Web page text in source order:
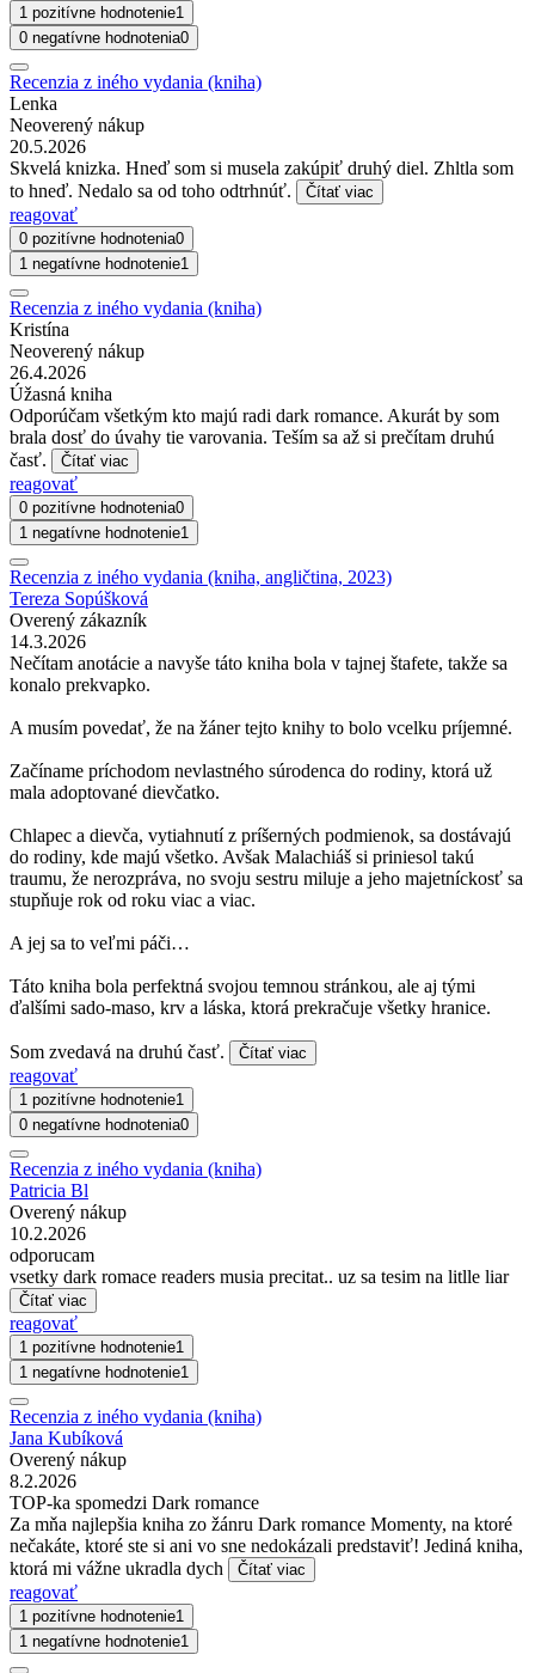
1 pozitívne hodnotenie1
0 negatívne hodnotenia0
Recenzia z iného vydania (kniha)
Lenka
Neoverený nákup
20.5.2026
Skvelá knizka. Hneď som si musela zakúpiť druhý diel. Zhltla som
to hneď. Nedalo sa od toho odtrhnúť.
Čítať viac
reagovať
0 pozitívne hodnotenia0
1 negatívne hodnotenie1
Recenzia z iného vydania (kniha)
Kristína
Neoverený nákup
26.4.2026
Úžasná kniha
Odporúčam všetkým kto majú radi dark romance. Akurát by som
brala dosť do úvahy tie varovania. Teším sa až si prečítam druhú
časť.
Čítať viac
reagovať
0 pozitívne hodnotenia0
1 negatívne hodnotenie1
Recenzia z iného vydania (kniha, angličtina, 2023)
Tereza Sopúšková
Overený zákazník
14.3.2026
Nečítam anotácie a navyše táto kniha bola v tajnej štafete, takže sa
konalo prekvapko.
A musím povedať, že na žáner tejto knihy to bolo vcelku príjemné.
Začíname príchodom nevlastného súrodenca do rodiny, ktorá už
mala adoptované dievčatko.
Chlapec a dievča, vytiahnutí z príšerných podmienok, sa dostávajú
do rodiny, kde majú všetko. Avšak Malachiáš si priniesol takú
traumu, že nerozpráva, no svoju sestru miluje a jeho majetníckosť sa
stupňuje rok od roku viac a viac.
A jej sa to veľmi páči…
Táto kniha bola perfektná svojou temnou stránkou, ale aj tými
ďalšími sado-maso, krv a láska, ktorá prekračuje všetky hranice.
Som zvedavá na druhú časť. Čítať viac
reagovať
1 pozitívne hodnotenie1
0 negatívne hodnotenia0
Recenzia z iného vydania (kniha)
Patricia Bl
Overený nákup
10.2.2026
odporucam
vsetky dark romace readers musia precitat.. uz sa tesim na litlle liar
Čítať viac
reagovať
1 pozitívne hodnotenie1
1 negatívne hodnotenie1
Recenzia z iného vydania (kniha)
Jana Kubíková
Overený nákup
8.2.2026
TOP-ka spomedzi Dark romance
Za mňa najlepšia kniha zo žánru Dark romance Momenty, na ktoré
nečakáte, ktoré ste si ani vo sne nedokázali predstaviť! Jediná kniha,
ktorá mi vážne ukradla dych
Čítať viac
reagovať
1 pozitívne hodnotenie1
1 negatívne hodnotenie1